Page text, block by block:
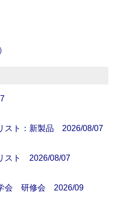
スト：新製品 2026/08/07
スト 2026/08/07
学会 研修会 2026/09